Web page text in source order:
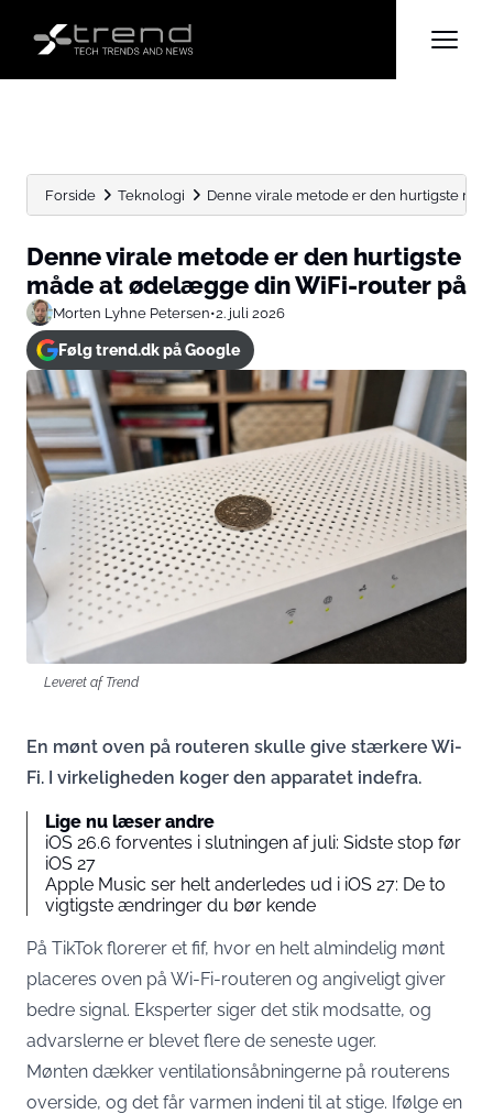
Forside Teknologi Denne virale metode er den hurtigste
Denne virale metode er den hurtigste
måde at ødelægge din WiFi-router på
Morten Lyhne Petersen•2. juli 2026
Følg trend.dk på Google
Leveret af Trend
En mønt oven på routeren skulle give stærkere Wi-
Fi. I virkeligheden koger den apparatet indefra.
Lige nu læser andre
iOS 26.6 forventes i slutningen af juli: Sidste stop før
iOS 27
Apple Music ser helt anderledes ud i iOS 27: De to
vigtigste ændringer du bør kende
På TikTok florerer et fif, hvor en helt almindelig mønt
placeres oven på Wi-Fi-routeren og angiveligt giver
bedre signal. Eksperter siger det stik modsatte, og
advarslerne er blevet flere de seneste uger.
Mønten dækker ventilationsåbningerne på routerens
overside, og det får varmen indeni til at stige. Ifølge en